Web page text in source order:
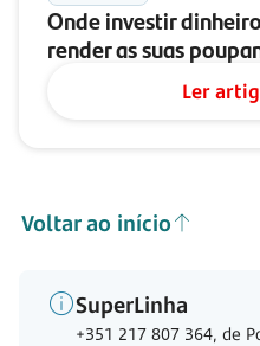
Onde investir
render as suas
Ler
Voltar ao início
SuperLinha
+351 217 807 364, de